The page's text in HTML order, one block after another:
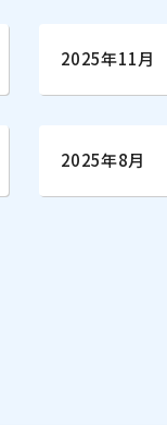
2025年11月
2025年8月